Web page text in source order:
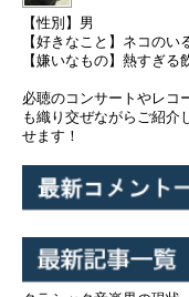
【性別】男
【好きなこと】ネコのい
【嫌いなもの】熱すぎる
必聴のコンサートやレコ
も織り交ぜながらご紹介
せます！